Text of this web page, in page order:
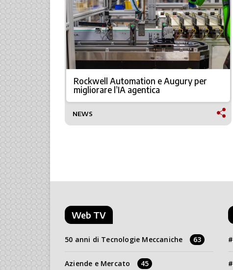
di
Rockwell Automation e Augury per
migliorare l’IA agentica
NEWS
Web TV
50 anni di Tecnologie Meccaniche 63
Aziende e Mercato 45